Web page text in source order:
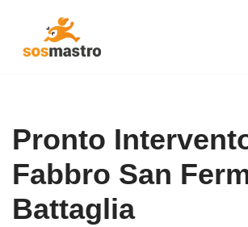
Pronto
Fabbro San
Battaglia